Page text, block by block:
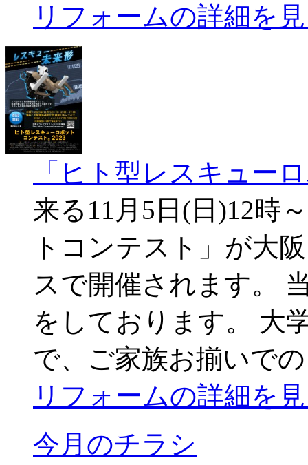
リフォームの詳細を
「ヒト型レスキュー
来る11月5日(日)12時
トコンテスト」が大
スで開催されます。
をしております。 大
で、ご家族お揃いで
リフォームの詳細を
今月のチラシ